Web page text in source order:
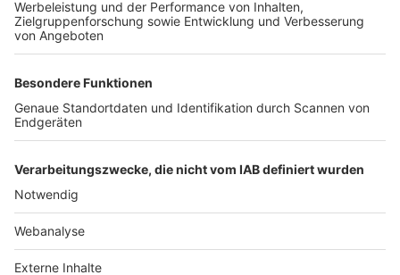
TOP-PARTNER
Nutzungsbedingungen Datenschutz Impressum